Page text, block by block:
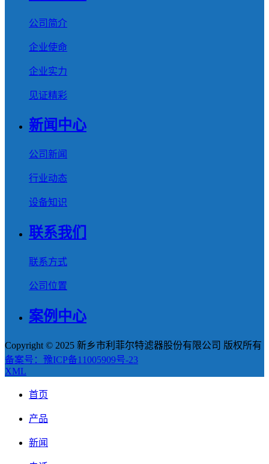
公司简介
企业使命
企业实力
见证精彩
新闻中心
公司新闻
行业动态
设备知识
联系我们
联系方式
公司位置
案例中心
Copyright © 2025 新乡市利菲尔特滤器股份有限公司 版权所有
备案号：豫ICP备11005909号-23
XML
首页
产品
新闻